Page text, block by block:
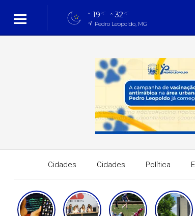
19°C 32°C
Pedro Leopoldo, MG
Cidades Cidades Política